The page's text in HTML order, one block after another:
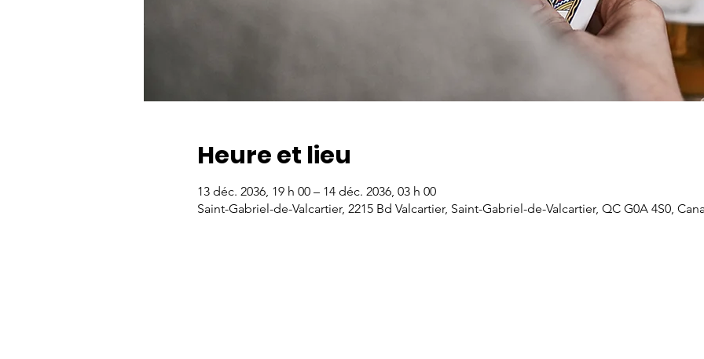
Heure et lieu
13 déc. 2036, 19 h 00 – 14 déc. 2036, 03 h 00
Saint-Gabriel-de-Valcartier, 2215 Bd Valcartier, Saint-Gabriel-de-Valcartier, QC G0A 4S0,